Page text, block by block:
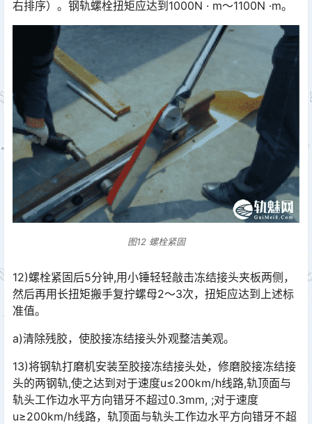
右排序）。钢轨螺栓扭矩应达到1000N · m～1100N ·m。󠅅󠅃󠄵󠅂󠄪󠇖󠆨󠆨󠇕󠆞󠆒󠅬󠇘󠆭󠆘󠇙󠆝󠅵󠇗󠆭󠆁󠄐󠇗󠅹󠅸󠇖󠆍󠅳󠇖󠅹󠅰󠇖󠆌󠅹
图12 螺栓紧固
12)螺栓紧固后5分钟,用小锤轻轻敲击冻结接头夹板两侧，
然后再用长扭矩搬手复拧螺母2～3次，扭矩应达到上述标
准值。
a)清除残胶，使胶接冻结接头外观整洁美观。
13)将钢轨打磨机安装至胶接冻结接头处，修磨胶接冻结接
头的两钢轨,使之达到对于速度u≤200km/h线路,轨顶面与
轨头工作边水平方向错牙不超过0.3mm, ;对于速度
u≥200km/h线路，轨顶面与轨头工作边水平方向错牙不超